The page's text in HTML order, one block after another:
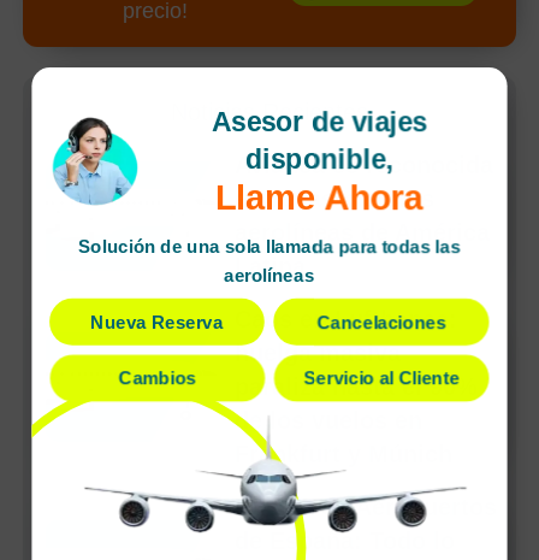
precio!
Noticias Recientes
Avianca es reconocida
entre las mejores
Latina
Caos en Lufthansa:
huelga masiva
paraliza hasta el 90%
de los vuelos en
Frankfurt y Múnich
Huelga en Aeropuertos
de España: Todo lo
Asesor de viajes
disponible,
Llame Ahora
Solución de una sola llamada para todas las
aerolíneas
Nueva Reserva Cancelaciones
Cambios Servicio al Cliente